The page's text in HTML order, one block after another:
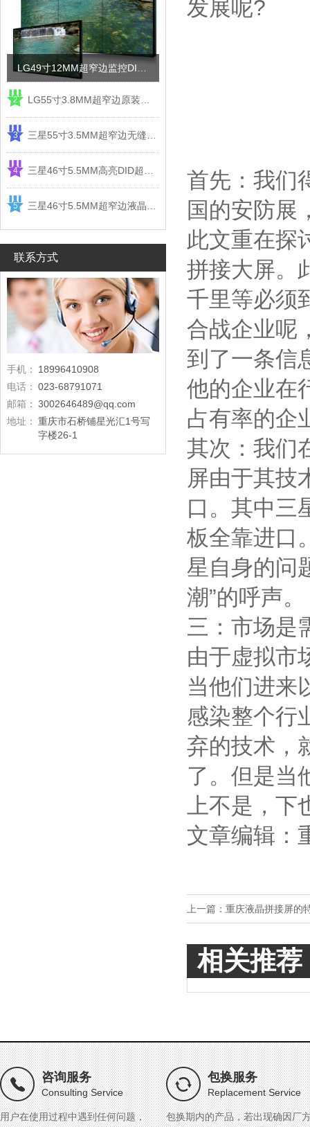
2
3
4
5
联系方式
手机：
18996410908
电话： 023-68791071
邮箱： 3002646489@qq.com
地址： 重庆市石桥铺星光汇1号写
字楼26-1
发展呢?
首先：我们
国的安防展
此文重在探
拼接大屏。
千里等必须
合战企业呢
到了一条信
他的企业在
占有率的企
其次：我们
屏由于其技
口。其中三
板全靠进口
星自身的问
潮”的呼声。
三：市场是
由于虚拟市
当他们进来
感染整个行
弃的技术，
了。但是当
上不是，
文章编辑：
上一篇： 重庆液晶拼接屏的
相关推荐
咨询服务
Consulting Service
用户在使用过程中遇到任何问题，
包换服务
Replacement Service
包换期内的产品，若出现确因厂